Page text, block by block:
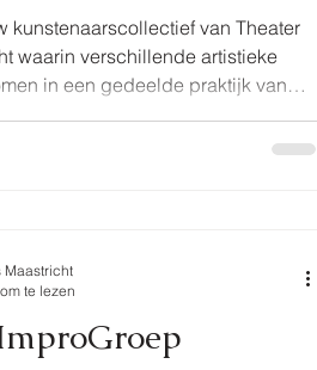
kunstenaarscollectief van Theater
waarin verschillende artistieke
in een gedeelde praktijk van
Noah Tepe en Nightscapes
verschillende vakgebieden. Door
Maastricht
te lezen